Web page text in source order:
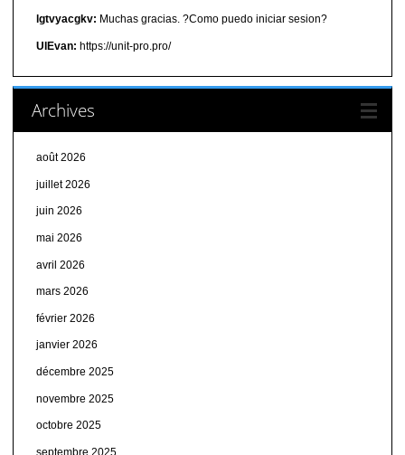
lgtvyacgkv: Muchas gracias. ?Como puedo iniciar sesion?
UIEvan: https://unit-pro.pro/
Archives
août 2026
juillet 2026
juin 2026
mai 2026
avril 2026
mars 2026
février 2026
janvier 2026
décembre 2025
novembre 2025
octobre 2025
septembre 2025